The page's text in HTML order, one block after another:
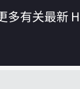
有关最新